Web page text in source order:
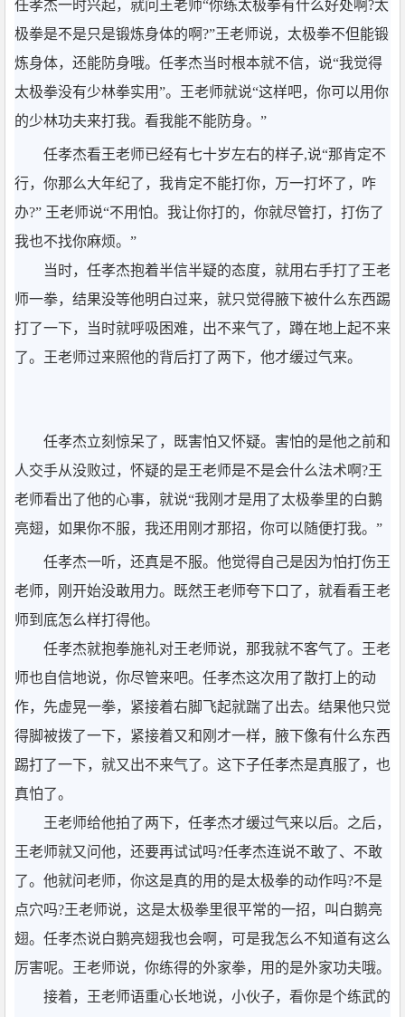
任孝杰一时兴起，就问王老师“你练太极拳有什么好处啊?太
极拳是不是只是锻炼身体的啊?”王老师说，太极拳不但能锻
炼身体，还能防身哦。任孝杰当时根本就不信，说“我觉得
太极拳没有少林拳实用”。王老师就说“这样吧，你可以用你
的少林功夫来打我。看我能不能防身。”
任孝杰看王老师已经有七十岁左右的样子,说“那肯定不
行，你那么大年纪了，我肯定不能打你，万一打坏了，咋
办?” 王老师说“不用怕。我让你打的，你就尽管打，打伤了
我也不找你麻烦。”
当时，任孝杰抱着半信半疑的态度，就用右手打了王老
师一拳，结果没等他明白过来，就只觉得腋下被什么东西踢
打了一下，当时就呼吸困难，出不来气了，蹲在地上起不来
了。王老师过来照他的背后打了两下，他才缓过气来。
任孝杰立刻惊呆了，既害怕又怀疑。害怕的是他之前和
人交手从没败过，怀疑的是王老师是不是会什么法术啊?王
老师看出了他的心事，就说“我刚才是用了太极拳里的白鹅
亮翅，如果你不服，我还用刚才那招，你可以随便打我。”
任孝杰一听，还真是不服。他觉得自己是因为怕打伤王
老师，刚开始没敢用力。既然王老师夸下口了，就看看王老
师到底怎么样打得他。
任孝杰就抱拳施礼对王老师说，那我就不客气了。王老
师也自信地说，你尽管来吧。任孝杰这次用了散打上的动
作，先虚晃一拳，紧接着右脚飞起就踹了出去。结果他只觉
得脚被拨了一下，紧接着又和刚才一样，腋下像有什么东西
踢打了一下，就又出不来气了。这下子任孝杰是真服了，也
真怕了。
王老师给他拍了两下，任孝杰才缓过气来以后。之后，
王老师就又问他，还要再试试吗?任孝杰连说不敢了、不敢
了。他就问老师，你这是真的用的是太极拳的动作吗?不是
点穴吗?王老师说，这是太极拳里很平常的一招，叫白鹅亮
翅。任孝杰说白鹅亮翅我也会啊，可是我怎么不知道有这么
厉害呢。王老师说，你练得的外家拳，用的是外家功夫哦。
接着，王老师语重心长地说，小伙子，看你是个练武的